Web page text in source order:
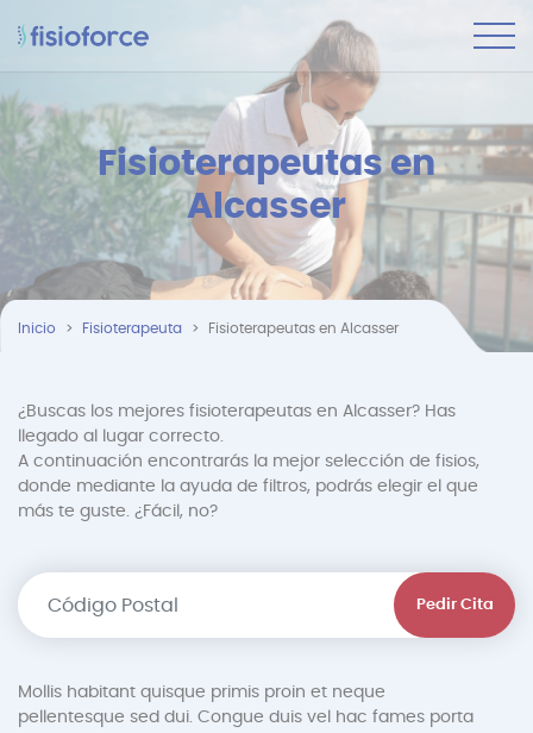
Fisioterapeutas en
Alcasser
Inicio Fisioterapeuta Fisioterapeutas en Alcasser
¿Buscas los mejores fisioterapeutas en Alcasser? Has
llegado al lugar correcto.
A continuación encontrarás la mejor selección de fisios,
donde mediante la ayuda de filtros, podrás elegir el que
más te guste. ¿Fácil, no?
Pedir Cita
Mollis habitant quisque primis proin et neque
pellentesque sed dui. Congue duis vel hac fames porta